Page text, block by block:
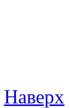
Наверх